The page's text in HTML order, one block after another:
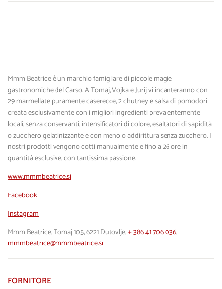
Mmm Beatrice è un marchio famigliare di piccole magie
gastronomiche del Carso. A Tomaj, Vojka e Jurij vi incanteranno con
29 marmellate puramente caserecce, 2 chutney e salsa di pomodori
creata esclusivamente con i migliori ingredienti prevalentemente
locali, senza conservanti, intensificatori di colore, esaltatori di sapidità
o zucchero gelatinizzante e con meno o addirittura senza zucchero. I
nostri prodotti vengono cotti manualmente e fino a 26 ore in
quantità esclusive, con tantissima passione.
www.mmmbeatrice.si
Facebook
Instagram
Mmm Beatrice, Tomaj 105, 6221 Dutovlje,+ 386 41 706 036,
mmmbeatrice@mmmbeatrice.si
FORNITORE